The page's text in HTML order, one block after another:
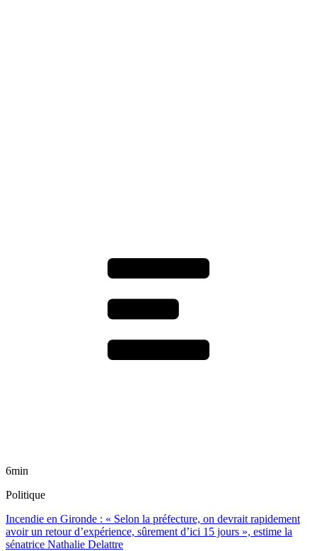
6min
Politique
Incendie en Gironde : « Selon la préfecture, on devrait rapidement
avoir un retour d’expérience, sûrement d’ici 15 jours », estime la
sénatrice Nathalie Delattre